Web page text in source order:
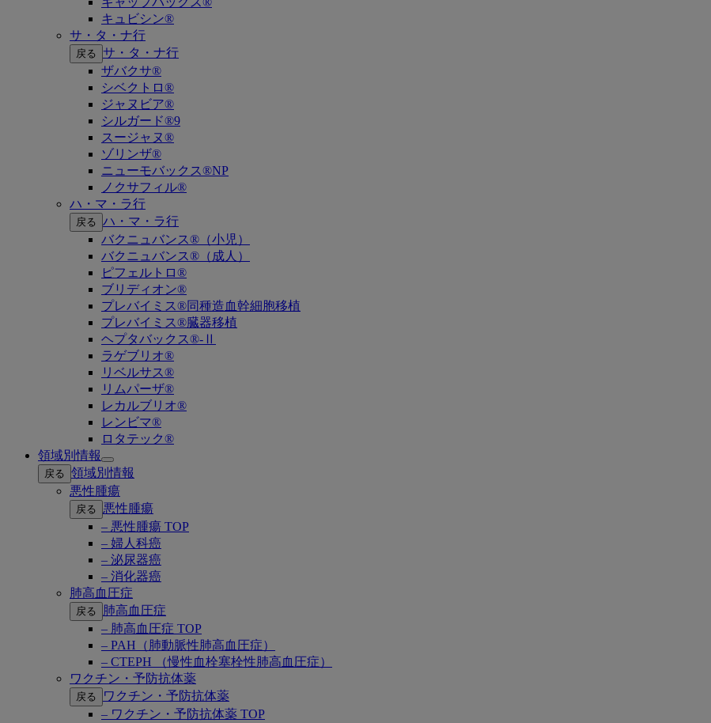
キュビシン®
サ・タ・ナ行
戻る サ・タ・ナ行
ザバクサ®
シベクトロ®
ジャヌビア®
シルガード®9
スージャヌ®
ゾリンザ®
ニューモバックス®NP
ノクサフィル®
ハ・マ・ラ行
戻る ハ・マ・ラ行
バクニュバンス®（小児）
バクニュバンス®（成人）
ピフェルトロ®
ブリディオン®
プレバイミス®同種造血幹細胞移植
プレバイミス®臓器移植
ヘプタバックス®-Ⅱ
ラゲブリオ®
リベルサス®
リムパーザ®
レカルブリオ®
レンビマ®
ロタテック®
領域別情報
Open
submenu
戻る 領域別情報
悪性腫瘍
戻る
悪性腫瘍
– 悪性腫瘍 TOP
– 婦人科癌
– 泌尿器癌
– 消化器癌
肺高血圧症
戻る
肺高血圧症
– 肺高血圧症 TOP
– PAH（肺動脈性肺高血圧症）
– CTEPH （慢性血栓塞栓性肺高血圧症）
ワクチン・予防抗体薬
戻る
ワクチン・予防抗体薬
– ワクチン・予防抗体薬 TOP